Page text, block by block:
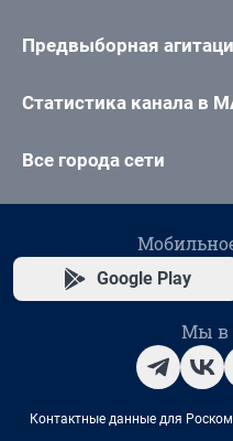
Предвыборная
Статистика канала в
Все города сети
Google Play
Мы в
Контактные данные для